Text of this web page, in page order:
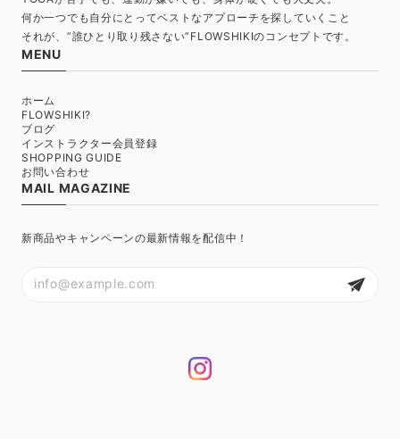
何か一つでも自分にとってベストなアプローチを探していくこと
それが、”誰ひとり取り残さない”FLOWSHIKIのコンセプトです。
MENU
ホーム
FLOWSHIKI?
ブログ
インストラクター会員登録
SHOPPING GUIDE
お問い合わせ
MAIL MAGAZINE
新商品やキャンペーンの最新情報を配信中！